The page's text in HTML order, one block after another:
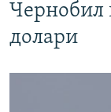
Чернобил
долари